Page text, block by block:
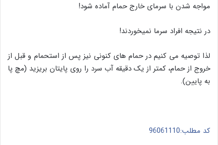
مواجه شدن با سرمای خارج حمام آماده شود!
در نتیجه افراد سرما نمیخوردند!
لذا توصیه می کنیم در حمام های کنونی نیز پس از استحمام و قبل از
خروج از حمام، کمتر از یک دقیقه آب سرد را روی پایتان بریزید (مچ پا
به پایین).
کد مطلب:96061110